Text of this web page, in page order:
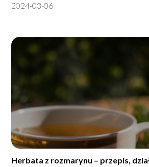
2024-03-06
Herbata z rozmarynu – przepis,